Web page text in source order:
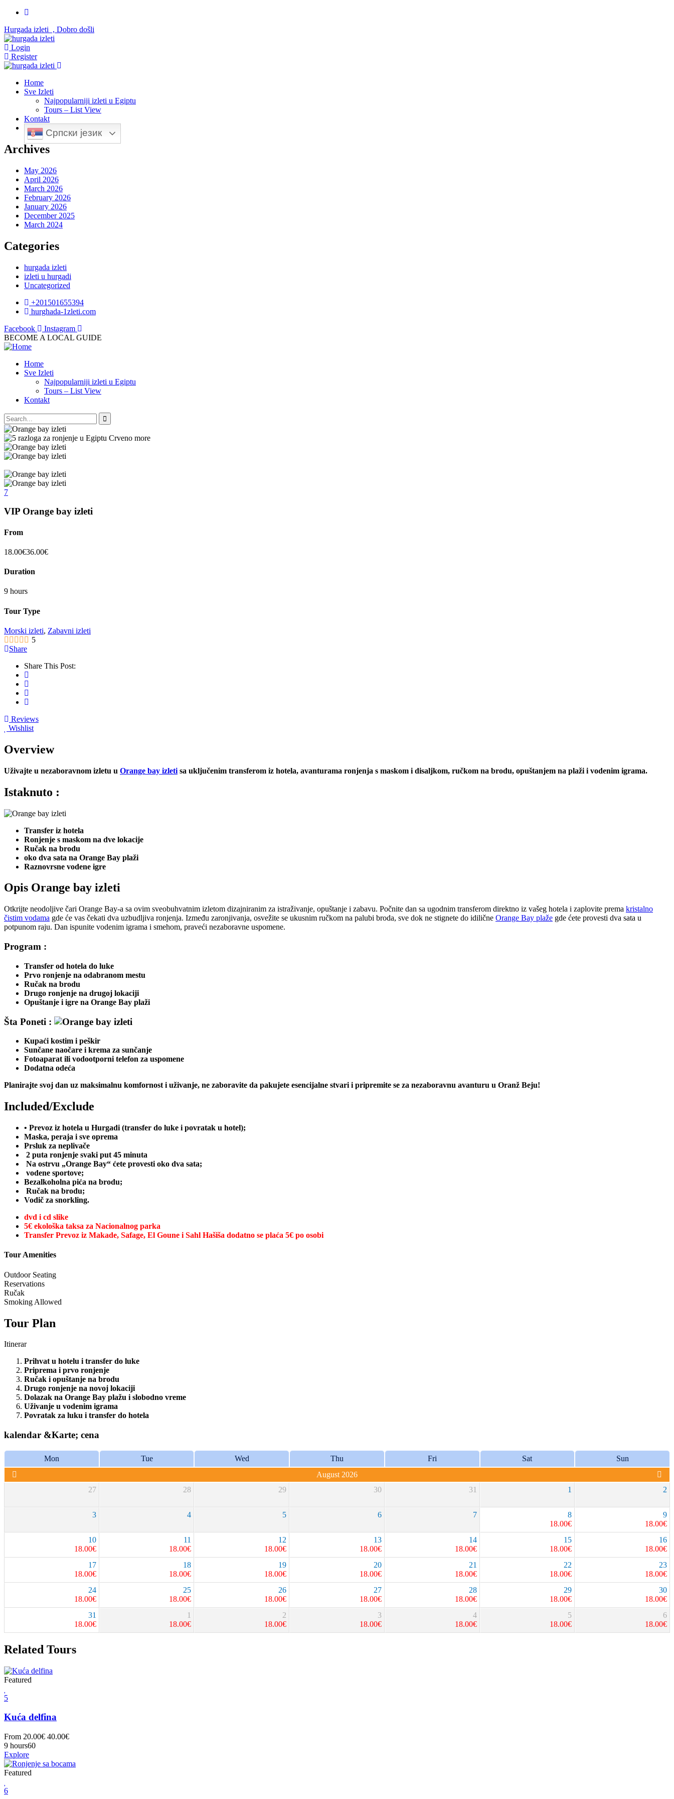
Hurgada izleti , Dobro došli
Login
Register
Home
Sve Izleti
Najpopularniji izleti u Egiptu
Tours – List View
Kontakt
Српски језик
Archives
May 2026
April 2026
March 2026
February 2026
January 2026
December 2025
March 2024
Categories
hurgada izleti
izleti u hurgadi
Uncategorized
+201501655394
hurghada-1zleti.com
Facebook
Instagram
BECOME A LOCAL GUIDE
Home
Sve Izleti
Najpopularniji izleti u Egiptu
Tours – List View
Kontakt
7
VIP Orange bay izleti
From
18.00€36.00€
Duration
9 hours
Tour Type
Morski izleti, Zabavni izleti
5
Share
Share This Post:
Reviews
Wishlist
Overview
Uživajte u nezaboravnom izletu u Orange bay izleti sa uključenim transferom iz hotela, avanturama ronjenja s maskom i disaljkom, ručkom na brodu, opuštanjem na plaži i vodenim igrama.
Istaknuto :
Transfer iz hotela
Ronjenje s maskom na dve lokacije
Ručak na brodu
oko dva sata na Orange Bay plaži
Raznovrsne vodene igre
Opis Orange bay izleti
Otkrijte neodoljive čari Orange Bay-a sa ovim sveobuhvatnim izletom dizajniranim za istraživanje, opuštanje i zabavu. Počnite dan sa ugodnim transferom direktno iz vašeg hotela i zaplovite prema kristalno
čistim vodama gde će vas čekati dva uzbudljiva ronjenja. Između zaronjivanja, osvežite se ukusnim ručkom na palubi broda, sve dok ne stignete do idilične Orange Bay plaže gde ćete provesti dva sata u
potpunom raju. Dan ispunite vodenim igrama i smehom, praveći nezaboravne uspomene.
Program :
Transfer od hotela do luke
Prvo ronjenje na odabranom mestu
Ručak na brodu
Drugo ronjenje na drugoj lokaciji
Opuštanje i igre na Orange Bay plaži
Šta Poneti :
Kupaći kostim i peškir
Sunčane naočare i krema za sunčanje
Fotoaparat ili vodootporni telefon za uspomene
Dodatna odeća
Planirajte svoj dan uz maksimalnu komfornost i uživanje, ne zaboravite da pakujete esencijalne stvari i pripremite se za nezaboravnu avanturu u Oranž Beju!
Included/Exclude
• Prevoz iz hotela u Hurgadi (transfer do luke i povratak u hotel);
Maska, peraja i sve oprema
Prsluk za neplivače
2 puta ronjenje svaki put 45 minuta
Na ostrvu „Orange Bay“ ćete provesti oko dva sata;
vodene sportove;
Bezalkoholna pića na brodu;
Ručak na brodu;
Vodič za snorkling.
dvd i cd slike
5€ ekološka taksa za Nacionalnog parka
Transfer Prevoz iz Makade, Safage, El Goune i Sahl Hašiša dodatno se plaća 5€ po osobi
Tour Amenities
Outdoor Seating
Reservations
Ručak
Smoking Allowed
Tour Plan
Itinerar
Prihvat u hotelu i transfer do luke
Priprema i prvo ronjenje
Ručak i opuštanje na brodu
Drugo ronjenje na novoj lokaciji
Dolazak na Orange Bay plažu i slobodno vreme
Uživanje u vodenim igrama
Povratak za luku i transfer do hotela
kalendar &Karte; cena
Mon Tue Wed Thu Fri Sat
Sun
August 2026
27
28 29 30 31 1 2
3 4 5 6 7
8
18.00€
9
18.00€
10
18.00€
11
18.00€
12
18.00€
13
18.00€
14
18.00€
15
18.00€
16
18.00€
17
18.00€
18
18.00€
19
18.00€
20
18.00€
21
18.00€
22
18.00€
23
18.00€
24
18.00€
25
18.00€
26
18.00€
27
18.00€
28
18.00€
29
18.00€
30
18.00€
31
18.00€
1
18.00€
2
18.00€
3
18.00€
4
18.00€
5
18.00€
6
18.00€
Related Tours
Featured
5
Kuća delfina
From 20.00€ 40.00€
9 hours60
Explore
Featured
6